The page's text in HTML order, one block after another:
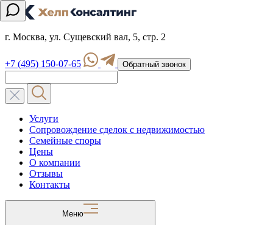
г. Москва, ул. Сущевский вал, 5, стр. 2
+7 (495) 150-07-65 Обратный звонок
Услуги
Сопровождение сделок с недвижимостью
Семейные споры
Цены
О компании
Отзывы
Контакты
Меню